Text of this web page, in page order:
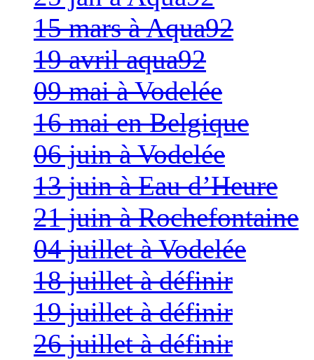
15 mars à Aqua92
19 avril aqua92
09 mai à Vodelée
16 mai en Belgique
06 juin à Vodelée
13 juin à Eau d’Heure
21 juin à Rochefontaine
04 juillet à Vodelée
18 juillet à définir
19 juillet à définir
26 juillet à définir